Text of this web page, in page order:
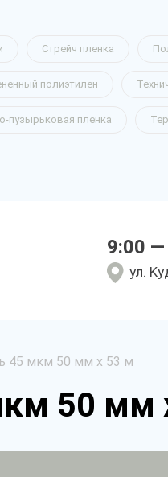
Стрейч пленка
полиэтилен
пузырьковая пленка
9:00
yл.
45 мкм 50 мм х 53 м
50 мм